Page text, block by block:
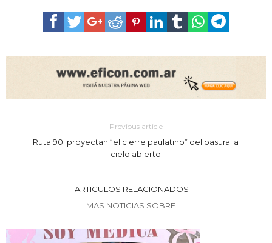
Previous article
Ruta 90: proyectan “el cierre paulatino” del basural a
cielo abierto
ARTICULOS RELACIONADOS
MAS NOTICIAS SOBRE